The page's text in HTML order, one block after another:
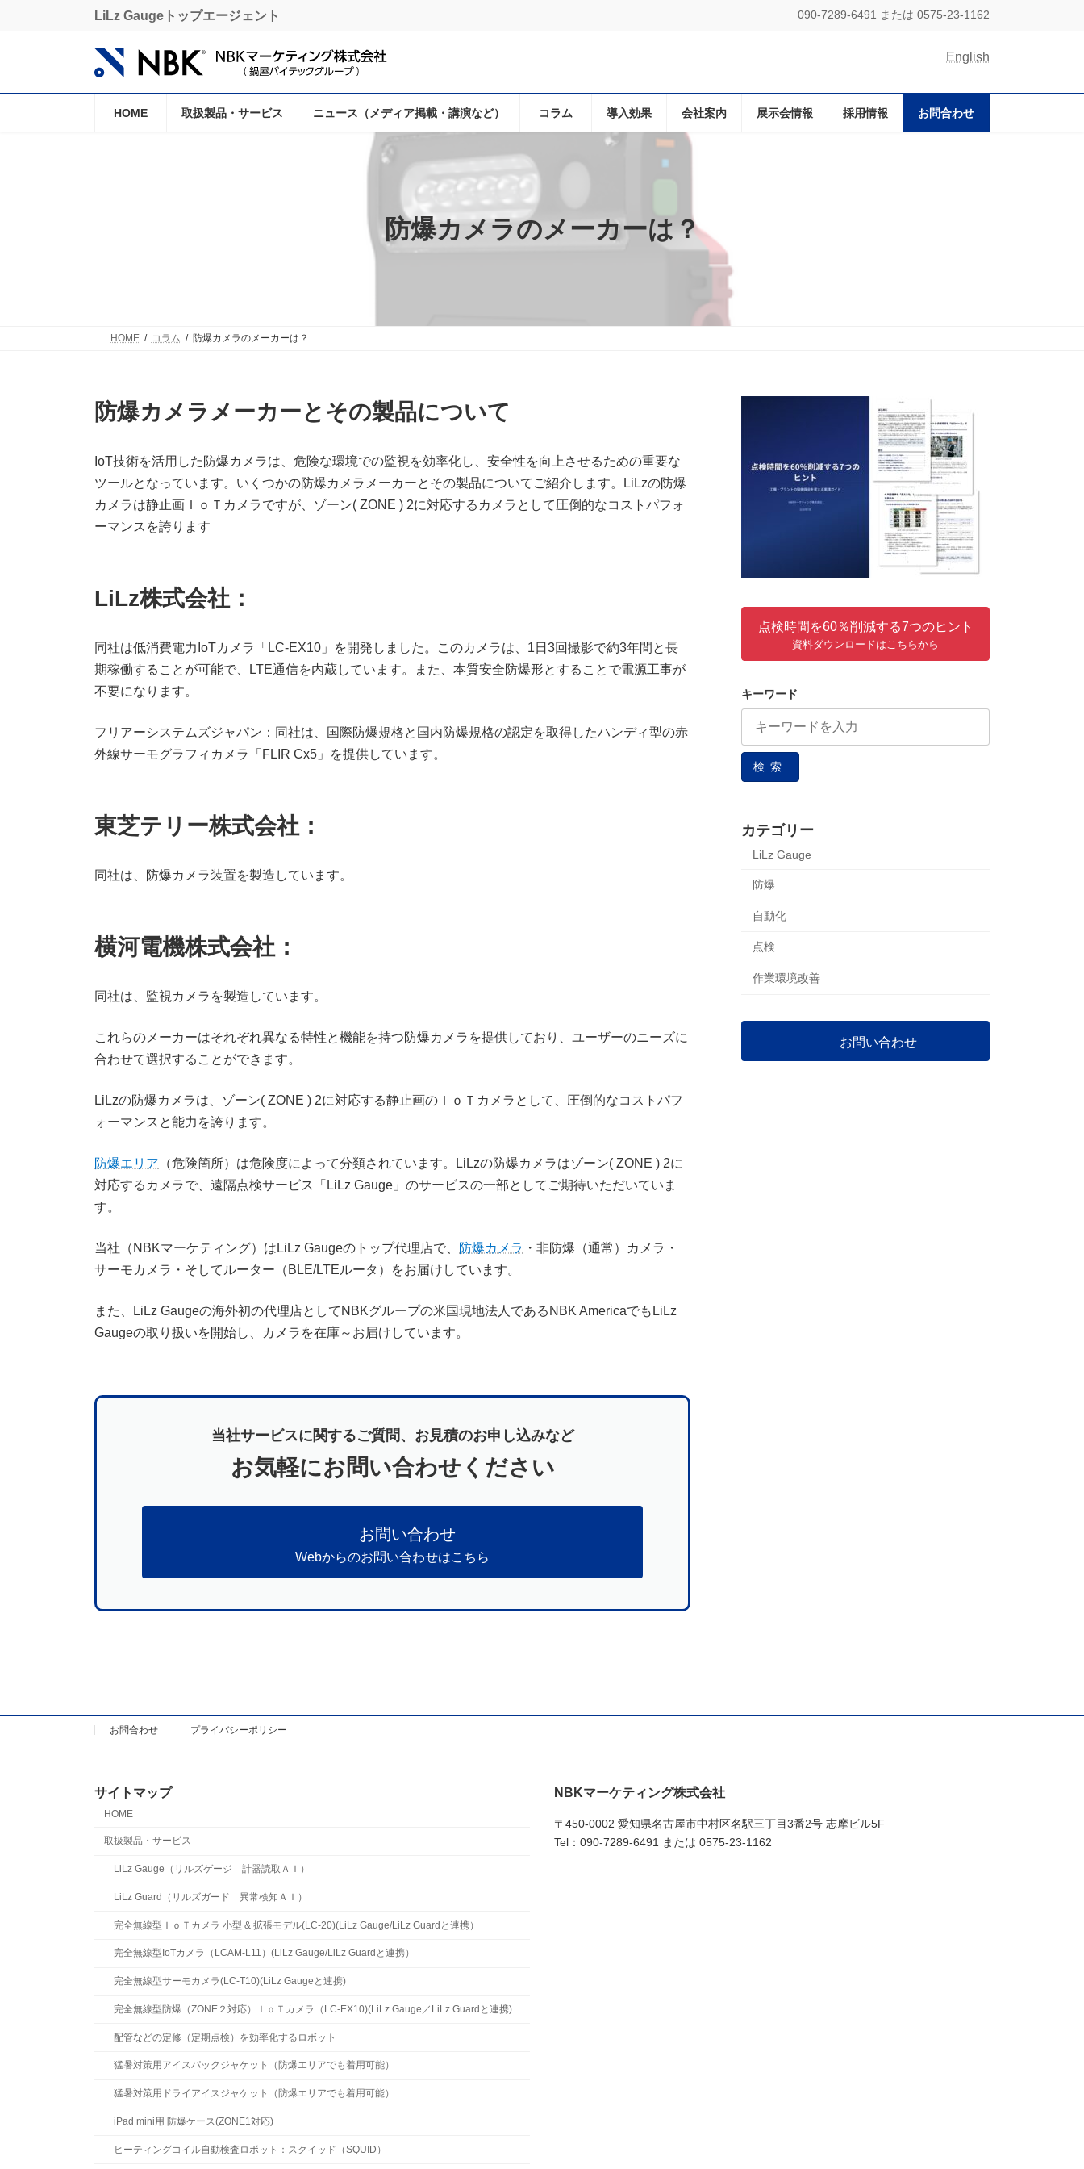
へ
ョ
LiLz Gaugeトップエージェント 090-7289-6491 または 0575-23-1162
English
HOME 取扱製品・サービス ニュース（メディア掲載・講演など） コラム 導入効果 会社案内 展示会情報 採用情報 お問合わせ
防爆カメラのメーカーは？
HOME コラム 防爆カメラのメーカーは？
防爆カメラメーカーとその製品について
IoT技術を活用した防爆カメラは、危険な環境での監視を効率化し、安全性を向上させるための重要な
ツールとなっています。いくつかの防爆カメラメーカーとその製品についてご紹介します。LiLzの防爆
カメラは静止画ＩｏＴカメラですが、ゾーン( ZONE ) 2に対応するカメラとして圧倒的なコストパフォ
ーマンスを誇ります
LiLz株式会社：
同社は低消費電力IoTカメラ「LC-EX10」を開発しました。このカメラは、1日3回撮影で約3年間と長
期稼働することが可能で、LTE通信を内蔵しています。また、本質安全防爆形とすることで電源工事が
不要になります。
フリアーシステムズジャパン：同社は、国際防爆規格と国内防爆規格の認定を取得したハンディ型の赤
外線サーモグラフィカメラ「FLIR Cx5」を提供しています。
東芝テリー株式会社：
同社は、防爆カメラ装置を製造しています。
横河電機株式会社：
同社は、監視カメラを製造しています。
これらのメーカーはそれぞれ異なる特性と機能を持つ防爆カメラを提供しており、ユーザーのニーズに
合わせて選択することができます。
LiLzの防爆カメラは、ゾーン( ZONE ) 2に対応する静止画のＩｏＴカメラとして、圧倒的なコストパフ
ォーマンスと能力を誇ります。
防爆エリア （危険箇所）は危険度によって分類されています。LiLzの防爆カメラはゾーン( ZONE ) 2に
対応するカメラで、遠隔点検サービス「LiLz Gauge」のサービスの一部としてご期待いただいていま
す。
当社（NBKマーケティング）はLiLz Gaugeのトップ代理店で、 防爆カメラ ・非防爆（通常）カメラ・
サーモカメラ・そしてルーター（BLE/LTEルータ）をお届けしています。
また、LiLz Gaugeの海外初の代理店としてNBKグループの米国現地法人であるNBK AmericaでもLiLz
Gaugeの取り扱いを開始し、カメラを在庫～お届けしています。
当社サービスに関するご質問、お見積のお申し込みなど
お気軽にお問い合わせください
お問い合わせ
Webからのお問い合わせはこちら
点検時間を60％削減する7つのヒント
資料ダウンロードはこちらから
キーワード
検索
カテゴリー
LiLz Gauge
防爆
自動化
点検
作業環境改善
お問い合わせ
お問合わせ プライバシーポリシー
サイトマップ
HOME
取扱製品・サービス
LiLz Gauge（リルズゲージ 計器読取ＡＩ）
LiLz Guard（リルズガード 異常検知ＡＩ）
完全無線型ＩｏＴカメラ 小型 & 拡張モデル(LC-20)(LiLz Gauge/LiLz Guardと連携）
完全無線型IoTカメラ（LCAM-L11）(LiLz Gauge/LiLz Guardと連携）
完全無線型サーモカメラ(LC-T10)(LiLz Gaugeと連携)
完全無線型防爆（ZONE２対応）ＩｏＴカメラ（LC-EX10)(LiLz Gauge／LiLz Guardと連携)
配管などの定修（定期点検）を効率化するロボット
猛暑対策用アイスパックジャケット（防爆エリアでも着用可能）
猛暑対策用ドライアイスジャケット（防爆エリアでも着用可能）
iPad mini用 防爆ケース(ZONE1対応)
ヒーティングコイル自動検査ロボット：スクイッド（SQUID）
NBKマーケティング株式会社
〒450-0002 愛知県名古屋市中村区名駅三丁目3番2号 志摩ビル5F
Tel：090-7289-6491 または 0575-23-1162